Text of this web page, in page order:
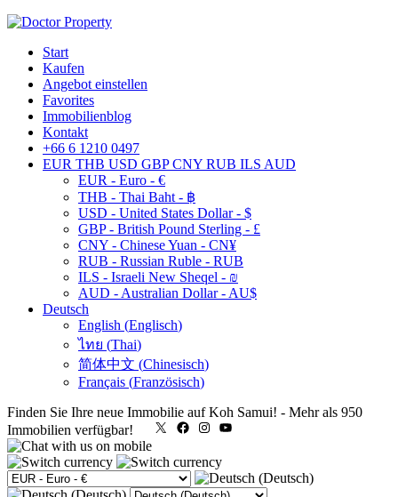
Start
Kaufen
Angebot einstellen
Favorites
Immobilienblog
Kontakt
+66 6 1210 0497
EUR THB USD GBP CNY RUB ILS AUD
EUR - Euro - €
THB - Thai Baht - ฿
USD - United States Dollar - $
GBP - British Pound Sterling - £
CNY - Chinese Yuan - CN¥
RUB - Russian Ruble - RUB
ILS - Israeli New Sheqel - ₪
AUD - Australian Dollar - AU$
Deutsch
English (Englisch)
ไทย (Thai)
简体中文 (Chinesisch)
Français (Französisch)
Finden Sie Ihre neue Immobilie auf Koh Samui! - Mehr als 950
Immobilien verfügbar!
X FacebookInstagram